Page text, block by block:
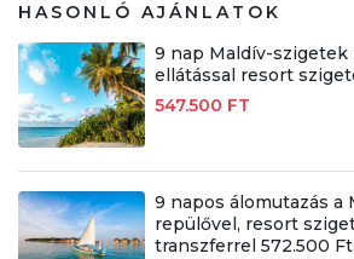
HASONLÓ AJÁNLATOK
9 nap Maldív-szigetek
ellátással resort
547.500 FT
9 napos álomutazás a
repülővel, resort
transzferrel 572.500